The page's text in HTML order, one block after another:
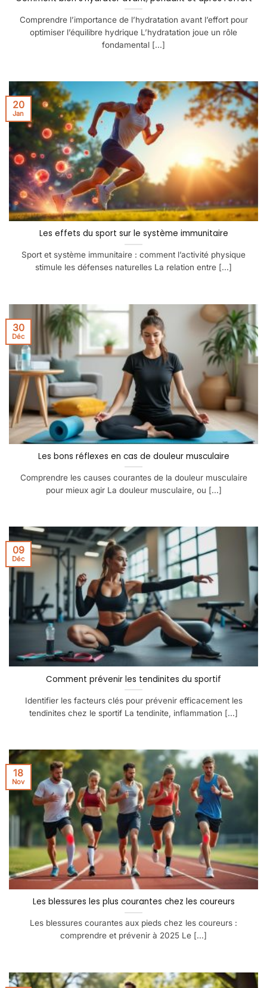
Comprendre l’importance de l’hydratation avant l’effort pour
optimiser l’équilibre hydrique L’hydratation joue un rôle
fondamental [...]
Les effets du sport sur le système immunitaire
Sport et système immunitaire : comment l’activité physique
stimule les défenses naturelles La relation entre [...]
20
Jan
Les bons réflexes en cas de douleur musculaire
Comprendre les causes courantes de la douleur musculaire
pour mieux agir La douleur musculaire, ou [...]
30
Déc
Comment prévenir les tendinites du sportif
Identifier les facteurs clés pour prévenir efficacement les
tendinites chez le sportif La tendinite, inflammation [...]
09
Déc
Les blessures les plus courantes chez les coureurs
Les blessures courantes aux pieds chez les coureurs :
comprendre et prévenir à 2025 Le [...]
18
Nov